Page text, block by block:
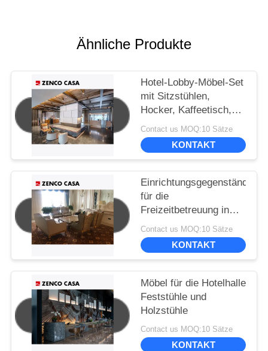
Ähnliche Produkte
Hotel-Lobby-Möbel-Set
mit Sitzstühlen,
Hocker, Kaffeetisch,
Sofa-Kissen
Contact us MOQ:10 Sätze
KONTAKT
Einrichtungsgegenstände
für die
Freizeitbetreuung in
der Hotelhalle im
europäischen Stil
einschließlich Sofa
Contact us MOQ:10 Sätze
KONTAKT
Möbel für die Hotelhalle
Feststühle und
Holzstühle
Contact us MOQ:10 Sätze
KONTAKT